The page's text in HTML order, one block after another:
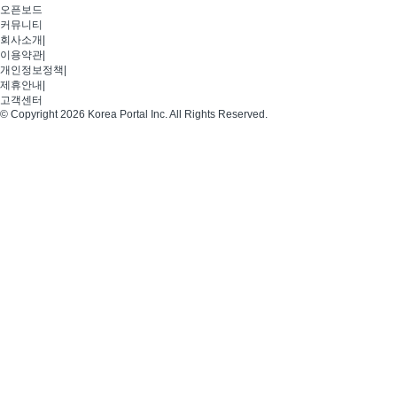
오픈보드
커뮤니티
회사소개
이용약관
개인정보정책
제휴안내
고객센터
© Copyright 2026 Korea Portal Inc. All Rights Reserved.